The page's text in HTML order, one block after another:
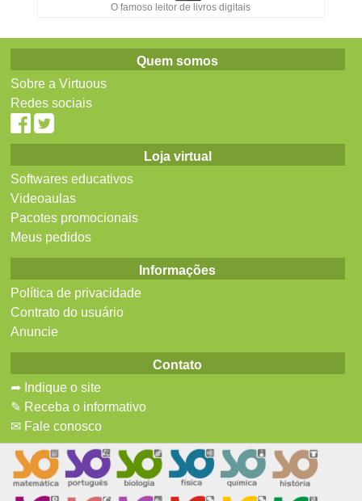
O famoso leitor de livros digitais
Quem somos
Sobre a Virtuous
Redes sociais
Loja virtual
Softwares educativos
Videoaulas
Pacotes promocionais
Meus pedidos
Informações
Política de privacidade
Contrato do usuário
Anuncie
Contato
➦ Indique o site
✎ Receba o informativo
✉ Fale conosco